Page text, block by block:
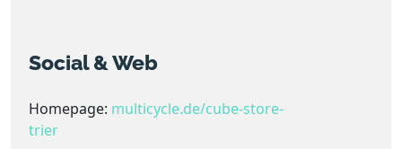
Social & Web
Homepage: multicycle.de/cube-store-
trier